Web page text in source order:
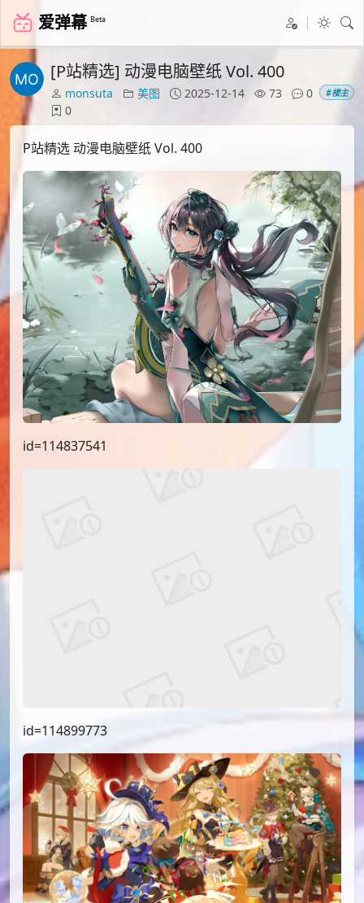
爱弹幕 Beta
[P站精选] 动漫电脑壁纸 Vol. 400
monsuta 美图 2025-12-14 73
0
0
#楼主
P站精选 动漫电脑壁纸 Vol. 400
id=114837541
id=114899773